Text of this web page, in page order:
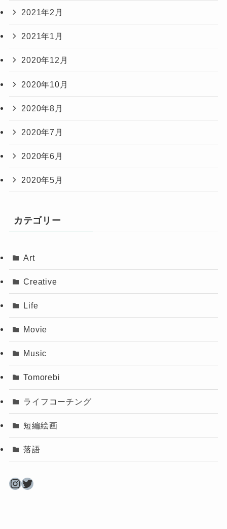
2021年2月
2021年1月
2020年12月
2020年10月
2020年8月
2020年7月
2020年6月
2020年5月
カテゴリー
Art
Creative
Life
Movie
Music
Tomorebi
ライフコーチング
短編絵画
落語
Instagram
Twitter